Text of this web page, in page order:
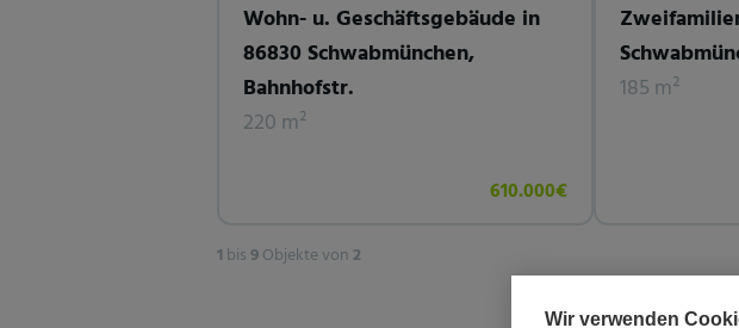
Wohn- u. Geschäftsgebäude in
86830 Schwabmünchen,
Bahnhofstr.
220 m²
610.000€
185 m²
1 bis9Objekte von2
Wir verwenden